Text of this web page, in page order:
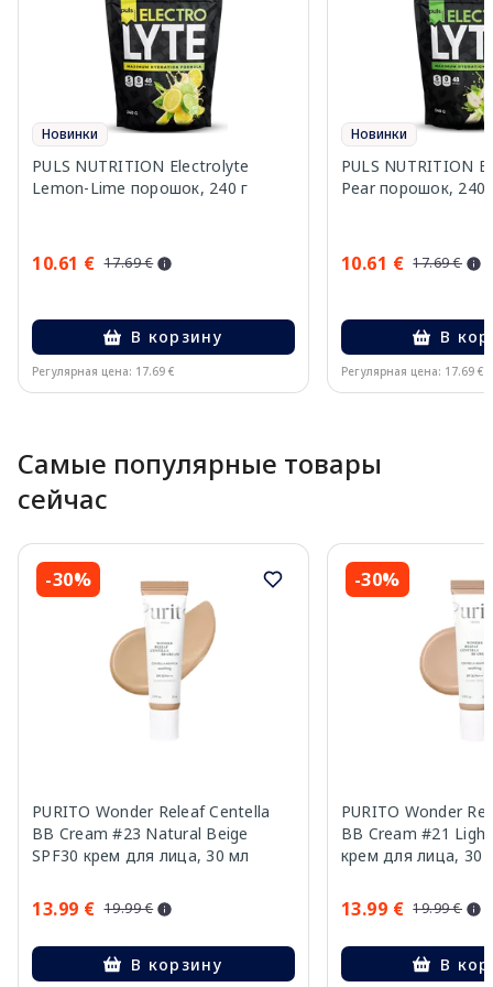
Новинки
PULS NUTRITION Electrolyte
Lemon-Lime порошок, 240 г
10.61 € 17.69 €
В корзину
Регулярная цена: 17.69 €
Новинки
PULS NUTRITION
Pear порошок, 240
10.61 € 17.69 €
В
Регулярная цена: 17.69 €
Самые популярные товары
сейчас
-30%
PURITO Wonder Releaf Centella
BB Cream #23 Natural Beige
SPF30 крем для лица, 30 мл
13.99 € 19.99 €
В корзину
-30%
PURITO Wonder
BB Cream #21
крем для лица, 30
13.99 € 19.99 €
В